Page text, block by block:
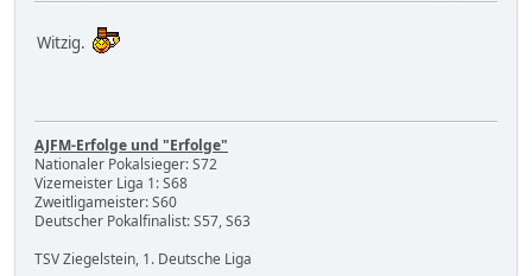
Witzig.
AJFM-Erfolge und "Erfolge"
Nationaler Pokalsieger: S72
Vizemeister Liga 1: S68
Zweitligameister: S60
Deutscher Pokalfinalist: S57, S63
TSV Ziegelstein, 1. Deutsche Liga